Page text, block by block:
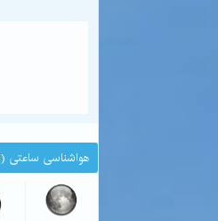
هواشناسی ساعتی (48 ساعت) قله بینالود ۲